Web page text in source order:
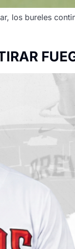
los bureles